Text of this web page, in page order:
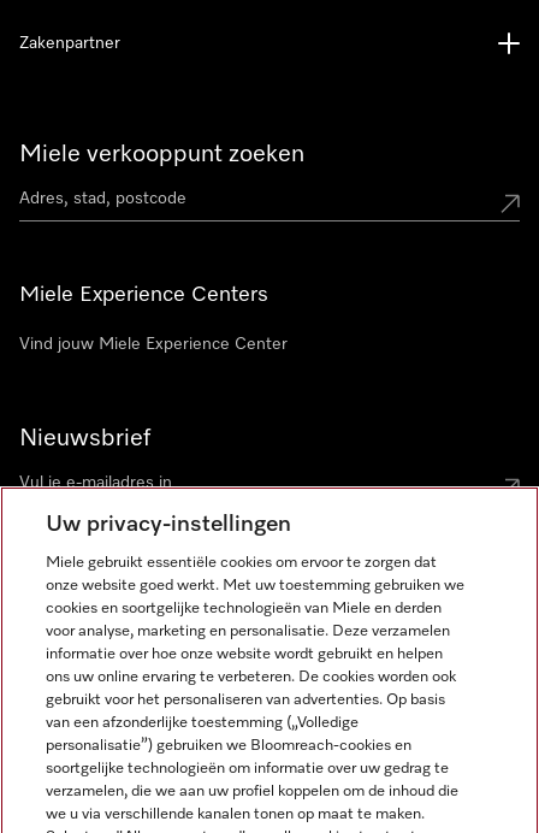
Miele verkooppunt zoeken
Miele Experience Centers
Vind jouw Miele Experience Center
Nieuwsbrief
Zakenpartner
Disclaimer
Miele op Instagram
Miele op Facebook
Miele op Youtube
Uw privacy-instellingen
Miele gebruikt essentiële cookies om ervoor te zorgen dat
onze website goed werkt. Met uw toestemming gebruiken we
cookies en soortgelijke technologieën van Miele en derden
voor analyse, marketing en personalisatie. Deze verzamelen
informatie over hoe onze website wordt gebruikt en helpen
ons uw online ervaring te verbeteren. De cookies worden ook
gebruikt voor het personaliseren van advertenties. Op basis
van een afzonderlijke toestemming („Volledige
personalisatie”) gebruiken we Bloomreach-cookies en
soortgelijke technologieën om informatie over uw gedrag te
verzamelen, die we aan uw profiel koppelen om de inhoud die
we u via verschillende kanalen tonen op maat te maken.